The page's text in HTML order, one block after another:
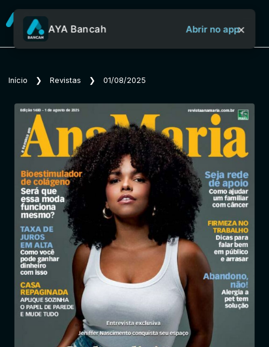
Sobre o Aya Bancah
Revistas
Notícias
Entrar
AYA Bancah Abrir no app×
Início ❯ Revistas ❯ 01/08/2025